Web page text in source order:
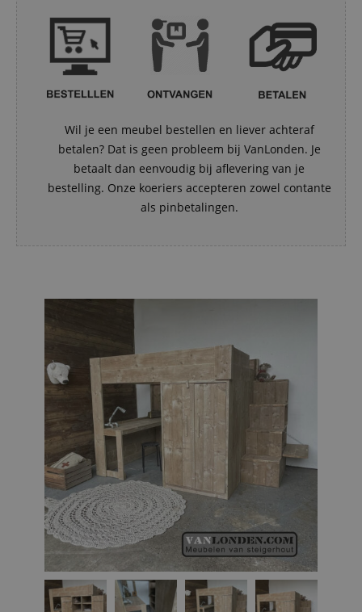
Wil je een meubel bestellen en liever achteraf
betalen? Dat is geen probleem bij VanLonden. Je
betaalt dan eenvoudig bij aflevering van je
bestelling. Onze koeriers accepteren zowel contante
als pinbetalingen.